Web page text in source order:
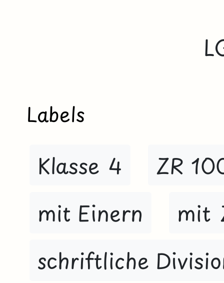
Labels
Klasse 4
ZR
mit Einern
mit
schriftliche